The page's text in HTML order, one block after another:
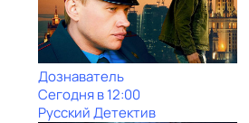
Дознаватель
Сегодня в 12:00
Русский Детектив